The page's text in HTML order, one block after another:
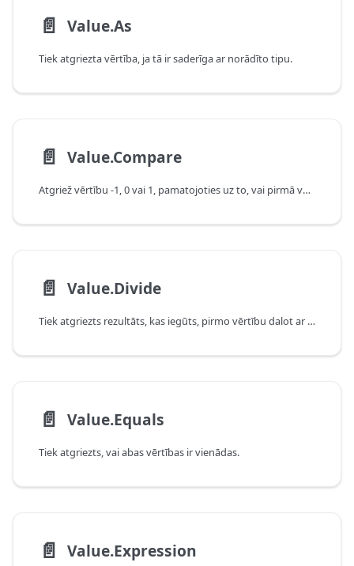
📄️ Value.As
Tiek atgriezta vērtība, ja tā ir saderīga ar norādīto tipu.
📄️ Value.Compare
Atgriež vērtību -1, 0 vai 1, pamatojoties uz to, vai pirmā vērtība ir mazāka par, vienāda ar vai lielāka par otro.
📄️ Value.Divide
Tiek atgriezts rezultāts, kas iegūts, pirmo vērtību dalot ar otro vērtību.
📄️ Value.Equals
Tiek atgriezts, vai abas vērtības ir vienādas.
📄️ Value.Expression